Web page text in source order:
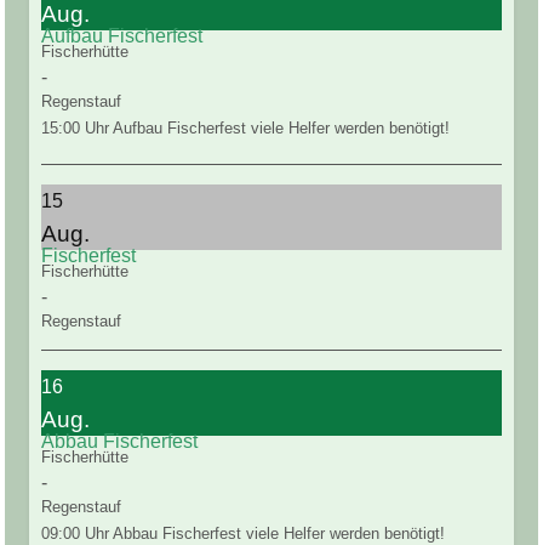
Aug.
Aufbau Fischerfest
Fischerhütte
-
Regenstauf
15:00 Uhr Aufbau Fischerfest viele Helfer werden benötigt!
15
Aug.
Fischerfest
Fischerhütte
-
Regenstauf
16
Aug.
Abbau Fischerfest
Fischerhütte
-
Regenstauf
09:00 Uhr Abbau Fischerfest viele Helfer werden benötigt!